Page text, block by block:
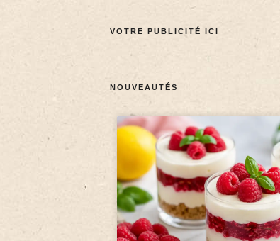
VOTRE PUBLICITÉ ICI
NOUVEAUTÉS